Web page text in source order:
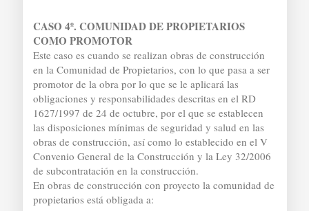
CASO 4º. COMUNIDAD DE PROPIETARIOS
COMO PROMOTOR
Este caso es cuando se realizan obras de construcción
en la Comunidad de Propietarios, con lo que pasa a ser
promotor de la obra por lo que se le aplicará las
obligaciones y responsabilidades descritas en el RD
1627/1997 de 24 de octubre, por el que se establecen
las disposiciones mínimas de seguridad y salud en las
obras de construcción, así como lo establecido en el V
Convenio General de la Construcción y la Ley 32/2006
de subcontratación en la construcción.
En obras de construcción con proyecto la comunidad de
propietarios está obligada a: